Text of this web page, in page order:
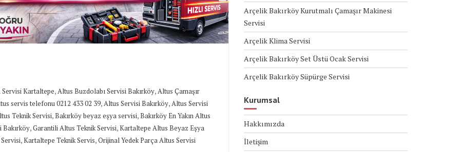
Servisi Kartaltepe,Altus Buzdolabı Servisi Bakırköy,Altus Çamaşır
servis telefonu 0212 433 02 39,Altus Servisi Bakırköy,Altus Servisi
Teknik Servisi,Bakırköy beyaz eşya servisi,Bakırköy En Yakın Altus
Bakırköy,Garantili Altus Teknik Servisi,Kartaltepe Altus Beyaz Eşya
,Kartaltepe Teknik Servis,Orijinal Yedek Parça Altus Servisi
Arçelik Bakırköy Kurutmalı Çamaşır Makinesi
Servisi
Arçelik Klima Servisi
Arçelik Bakırköy Set Üstü Ocak Servisi
Arçelik Bakırköy Süpürge Servisi
Kurumsal
Hakkımızda
İletişim